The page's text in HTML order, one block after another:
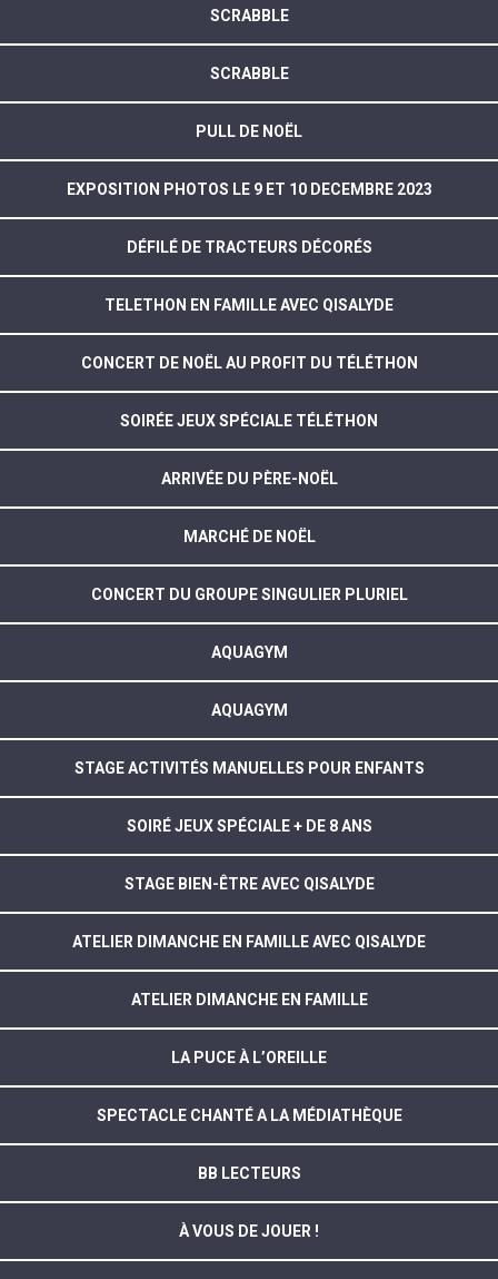
SCRABBLE
SCRABBLE
PULL DE NOËL
EXPOSITION PHOTOS LE 9 ET 10 DECEMBRE 2023
DÉFILÉ DE TRACTEURS DÉCORÉS
TELETHON EN FAMILLE AVEC QISALYDE
CONCERT DE NOËL AU PROFIT DU TÉLÉTHON
SOIRÉE JEUX SPÉCIALE TÉLÉTHON
ARRIVÉE DU PÈRE-NOËL
MARCHÉ DE NOËL
CONCERT DU GROUPE SINGULIER PLURIEL
AQUAGYM
AQUAGYM
STAGE ACTIVITÉS MANUELLES POUR ENFANTS
SOIRÉ JEUX SPÉCIALE + DE 8 ANS
STAGE BIEN-ÊTRE AVEC QISALYDE
ATELIER DIMANCHE EN FAMILLE AVEC QISALYDE
ATELIER DIMANCHE EN FAMILLE
LA PUCE À L’OREILLE
SPECTACLE CHANTÉ A LA MÉDIATHÈQUE
BB LECTEURS
À VOUS DE JOUER !